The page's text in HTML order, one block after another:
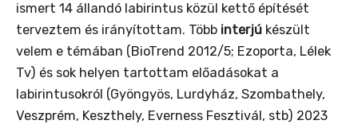
ismert 14 állandó labirintus közül kettő építését
terveztem és irányítottam. Több interjú készült
velem e témában (BioTrend 2012/5; Ezoporta, Lélek
Tv) és sok helyen tartottam előadásokat a
labirintusokról (Gyöngyös, Lurdyház, Szombathely,
Veszprém, Keszthely, Everness Fesztivál, stb) 2023